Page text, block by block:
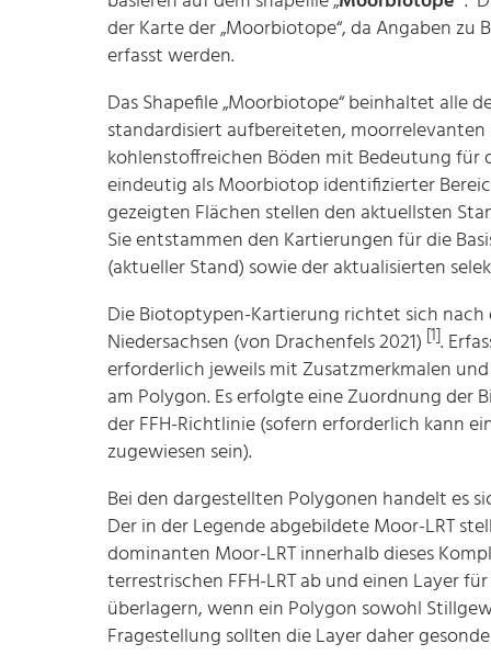
der Karte der „Moorbiotope“, da Angaben
erfasst werden.
Das Shapefile „Moorbiotope“ beinhaltet alle
standardisiert aufbereiteten,
kohlenstoffreichen Böden mit Bedeutung für
eindeutig als Moorbiotop identifizierter
gezeigten Flächen stellen den aktuellsten
Sie entstammen den Kartierungen für die
(aktueller Stand) sowie der aktualisierten
Die Biotoptypen-Kartierung richtet sich
Niedersachsen (von Drachenfels 2021) [1].
erforderlich jeweils mit Zusatzmerkmalen
am Polygon. Es erfolgte eine Zuordnung der
der FFH-Richtlinie (sofern erforderlich kann
zugewiesen sein).
Bei den dargestellten Polygonen handelt es
Der in der Legende abgebildete Moor-LRT
dominanten Moor-LRT innerhalb dieses
terrestrischen FFH-LRT ab und einen Layer
überlagern, wenn ein Polygon sowohl
Fragestellung sollten die Layer daher